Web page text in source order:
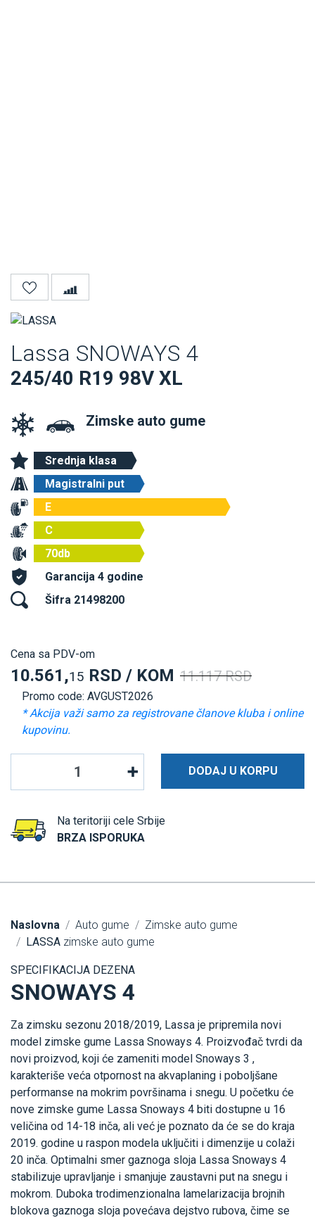
Lassa SNOWAYS 4
245/40 R19 98V XL
Zimske auto gume
Srednja klasa
Magistralni put
E
C
70db
Garancija 4 godine
Šifra 21498200
Cena sa PDV-om
10.561,15 RSD / KOM 11.117 RSD
Promo code: AVGUST2026
* Akcija važi samo za registrovane članove kluba i online
kupovinu.
DODAJ U KORPU
Na teritoriji cele Srbije
BRZA ISPORUKA
Naslovna Auto gume
Zimske auto gume
LASSA zimske auto gume
SPECIFIKACIJA DEZENA
SNOWAYS 4
Za zimsku sezonu 2018/2019, Lassa je pripremila novi
model zimske gume Lassa Snoways 4. Proizvođač tvrdi da
novi proizvod, koji će zameniti model Snoways 3 ,
karakteriše veća otpornost na akvaplaning i poboljšane
performanse na mokrim površinama i snegu. U početku će
nove zimske gume Lassa Snoways 4 biti dostupne u 16
veličina od 14-18 inča, ali već je poznato da će se do kraja
2019. godine u raspon modela uključiti i dimenzije u colaži
20 inča. Optimalni smer gaznoga sloja Lassa Snoways 4
stabilizuje upravljanje i smanjuje zaustavni put na snegu i
mokrom. Duboka trodimenzionalna lamelarizacija brojnih
blokova gaznoga sloja povećava dejstvo rubova, čime se